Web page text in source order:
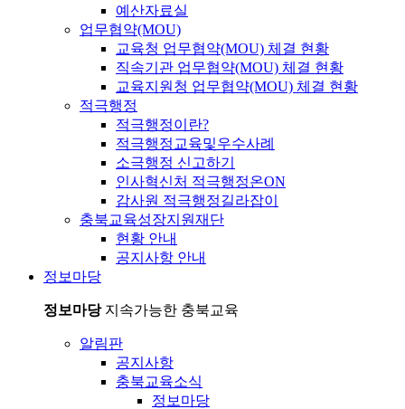
예산자료실
업무협약(MOU)
교육청 업무협약(MOU) 체결 현황
직속기관 업무협약(MOU) 체결 현황
교육지원청 업무협약(MOU) 체결 현황
적극행정
적극행정이란?
적극행정교육및우수사례
소극행정 신고하기
인사혁신처 적극행정온ON
감사원 적극행정길라잡이
충북교육성장지원재단
현황 안내
공지사항 안내
정보마당
정보마당 지속가능한 충북교육
알림판
공지사항
충북교육소식
정보마당